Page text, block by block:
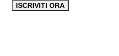
ISCRIVITI ORA